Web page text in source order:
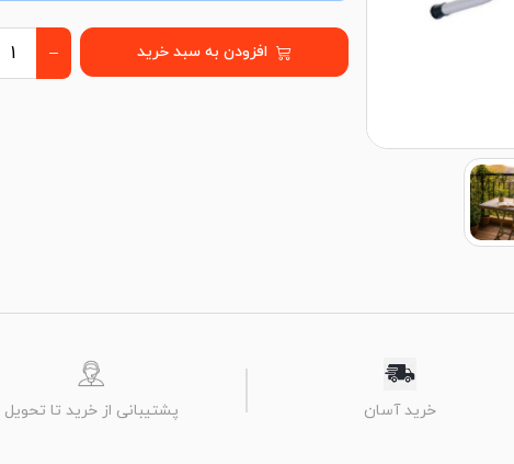
افزودن به سبد خرید
خرید آسان پشتیبانی از خرید تا تحویل